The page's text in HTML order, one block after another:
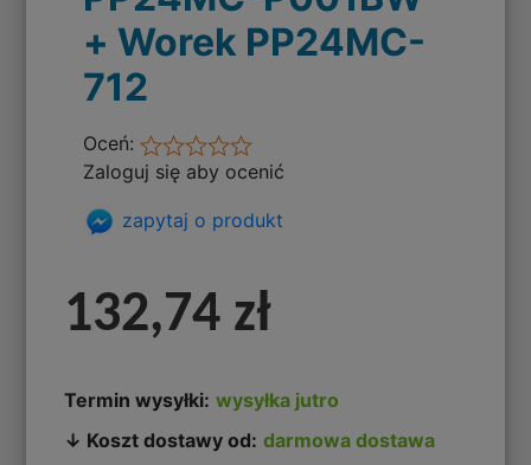
+ Worek PP24MC-
712
Oceń:
Zaloguj się aby ocenić
zapytaj o produkt
132,74 zł
Termin wysyłki: wysyłka jutro
↓ Koszt dostawy od: darmowa dostawa